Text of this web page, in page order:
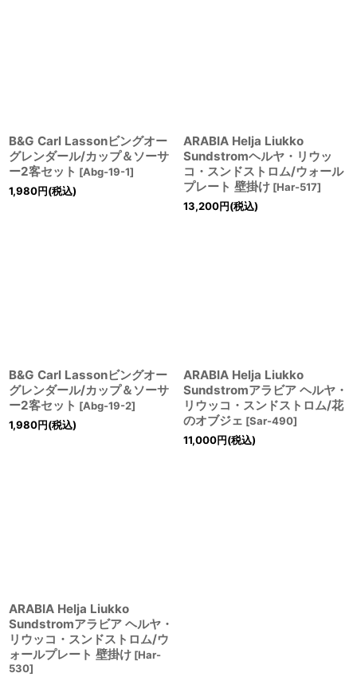
B&G Carl Lassonビングオー
グレンダール/カップ＆ソーサ
ー2客セット [Abg-19-1]
1,980円(税込)
ARABIA Helja Liukko
Sundstromヘルヤ・リウッ
コ・スンドストロム/ウォール
プレート 壁掛け [Har-517]
13,200円(税込)
B&G Carl Lassonビングオー
グレンダール/カップ＆ソーサ
ー2客セット [Abg-19-2]
1,980円(税込)
ARABIA Helja Liukko
Sundstromアラビア ヘルヤ・
リウッコ・スンドストロム/花
のオブジェ [Sar-490]
11,000円(税込)
ARABIA Helja Liukko
Sundstromアラビア ヘルヤ・
リウッコ・スンドストロム/ウ
ォールプレート 壁掛け [Har-
530]